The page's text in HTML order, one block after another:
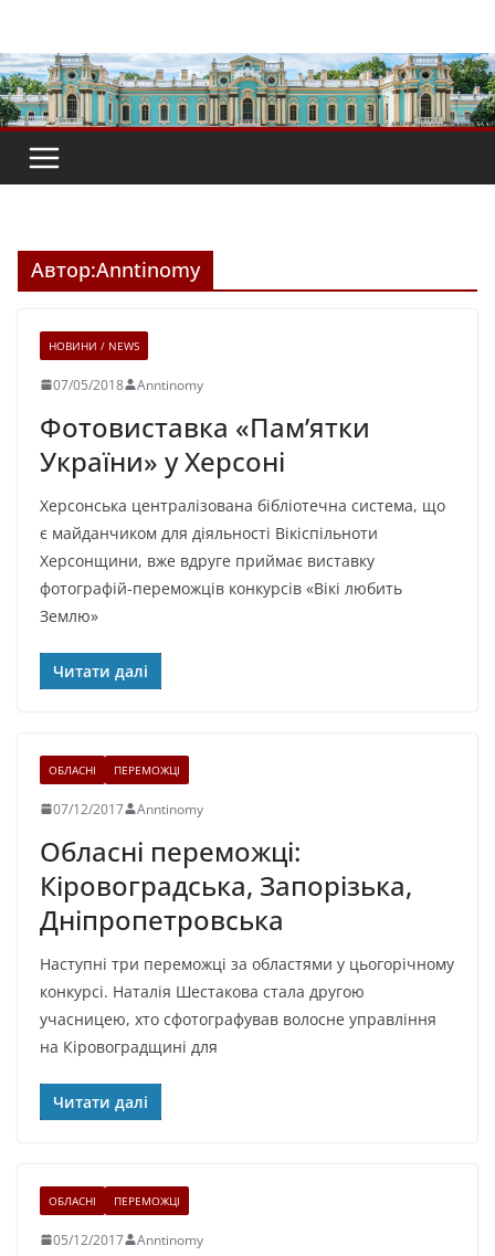
вмісту
Автор:Anntinomy
НОВИНИ / NEWS
07/05/2018 Anntinomy
Фотовиставка «Пам’ятки
України» у Херсоні
Херсонська централізована бібліотечна система, що
є майданчиком для діяльності Вікіспільноти
Херсонщини, вже вдруге приймає виставку
фотографій-переможців конкурсів «Вікі любить
Землю»
Читати далі
ОБЛАСНІ ПЕРЕМОЖЦІ
07/12/2017 Anntinomy
Обласні переможці:
Кіровоградська, Запорізька,
Дніпропетровська
Наступні три переможці за областями у цьогорічному
конкурсі. Наталія Шестакова стала другою
учасницею, хто сфотографував волосне управління
на Кіровоградщині для
Читати далі
ОБЛАСНІ ПЕРЕМОЖЦІ
05/12/2017 Anntinomy